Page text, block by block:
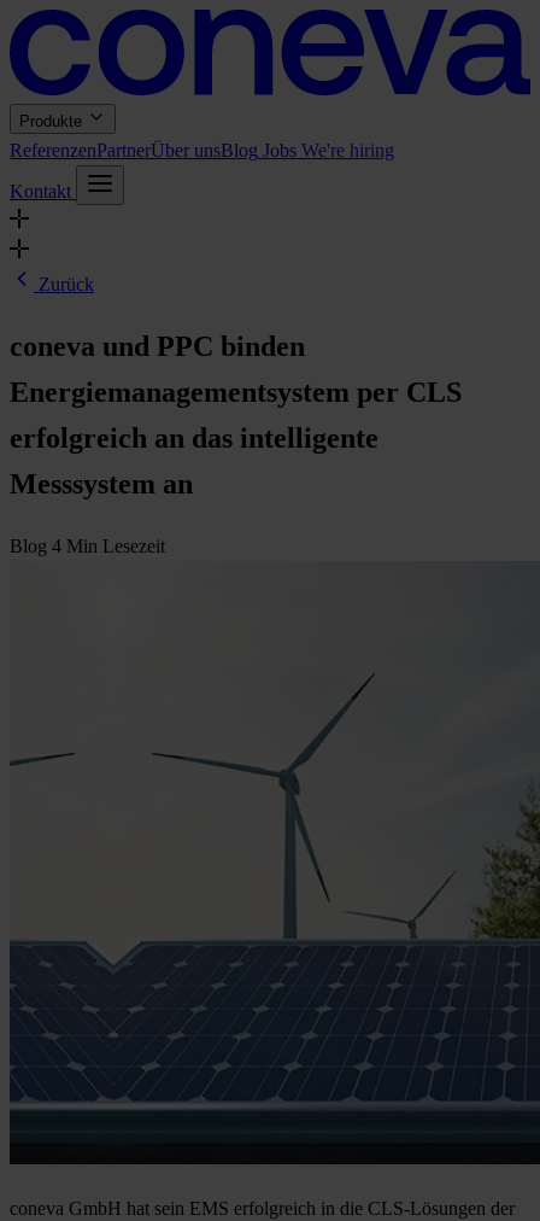
Produkte
ReferenzenPartnerÜber unsBlog Jobs We're hiring
Kontakt
Zurück
coneva und PPC binden
Energiemanagementsystem per CLS
erfolgreich an das intelligente
Messsystem an
Blog 4 Min Lesezeit
coneva GmbH hat sein EMS erfolgreich in die CLS-Lösungen der